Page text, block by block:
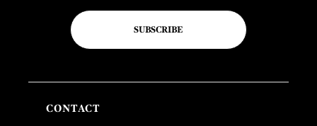
SUBSCRIBE
CONTACT